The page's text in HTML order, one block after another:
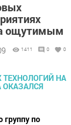
ощутимым
1411 0 0
группу по